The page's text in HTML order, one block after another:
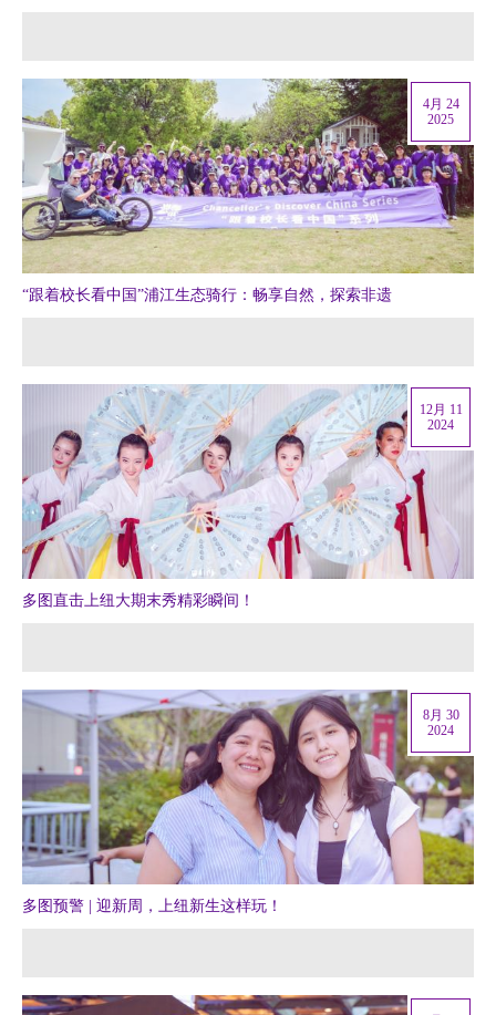
“跟着校长看中国”浦江生态骑行：畅享自然，探索非遗
4月 24
2025
多图直击上纽大期末秀精彩瞬间！
12月 11
2024
多图预警 | 迎新周，上纽新生这样玩！
8月 30
2024